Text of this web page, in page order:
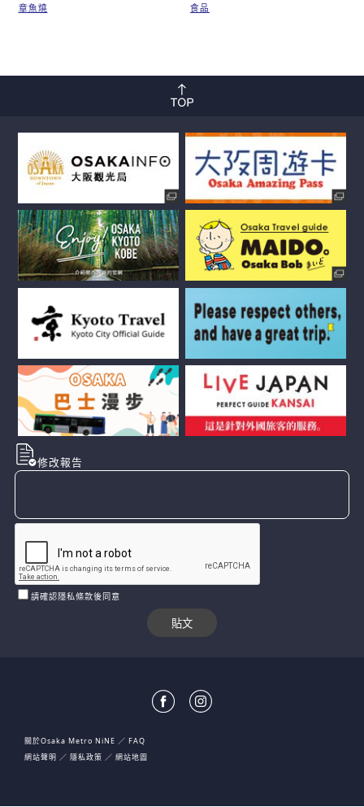
章魚燒 食品
修改報告
請確認隱私條款後同意
關於Osaka Metro NiNE
FAQ
網站聲明
隱私政策 網站地圖